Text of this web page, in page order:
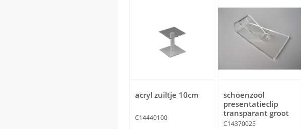
acryl zuiltje 10cm
C14440100
schoenzool
presentatieclip
transparant groot
C14370025